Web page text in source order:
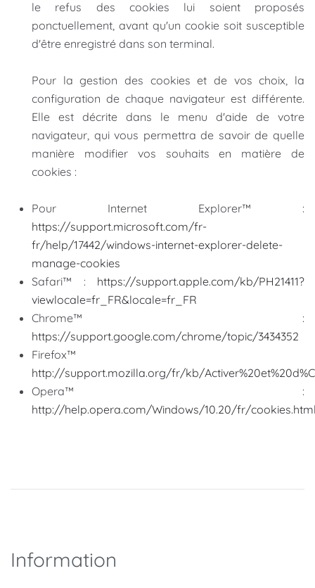
le refus des cookies lui soient proposés
ponctuellement, avant qu'un cookie soit susceptible
d'être enregistré dans son terminal.
Pour la gestion des cookies et de vos choix, la
configuration de chaque navigateur est différente.
Elle est décrite dans le menu d'aide de votre
navigateur, qui vous permettra de savoir de quelle
manière modifier vos souhaits en matière de
cookies :
Pour Internet Explorer™ :
https://support.microsoft.com/fr-
fr/help/17442/windows-internet-explorer-delete-
manage-cookies
Safari™ : https://support.apple.com/kb/PH21411?
viewlocale=fr_FR&locale=fr_FR
Chrome™ :
https://support.google.com/chrome/topic/3434352
Firefox™
http://support.mozilla.org/fr/kb/
Opera™ :
http://help.opera.com/Windows/10.20/fr/
Information